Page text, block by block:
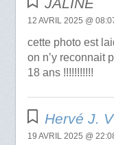
12 AVRIL 2025 @
cette photo est
on n’y reconnait
18 ans !!!!!!!!!!!
Hervé J.
19 AVRIL 2025 @